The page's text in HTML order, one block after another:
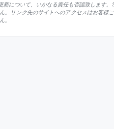
について、いかなる責任も否認致します
リンク先のサイトへのアクセスはお客様
。